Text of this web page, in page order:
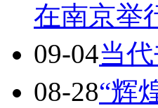
在南京举
09-04当
08-28“辉